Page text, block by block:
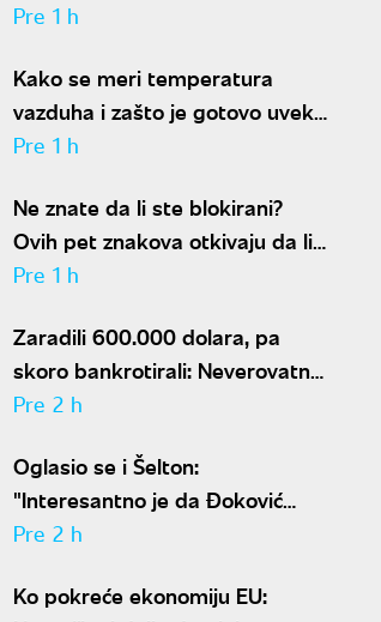
optužen za napad u noćnom
Pre 1 h
Kako se meri temperatura
vazduha i zašto je gotovo uvek
niža od one koju pokazuju naši
Pre 1 h
Ne znate da li ste blokirani?
Ovih pet znakova otkivaju da li
se nalazite na nečijoj "crnoj listi"
Pre 1 h
Zaradili 600.000 dolara, pa
skoro bankrotirali: Neverovatna
ispovest Meta Dejmona o paklu
Pre 2 h
Oglasio se i Šelton:
"Interesantno je da Đoković
predlaže skraćenje mečeva..."
Pre 2 h
Ko pokreće ekonomiju EU: